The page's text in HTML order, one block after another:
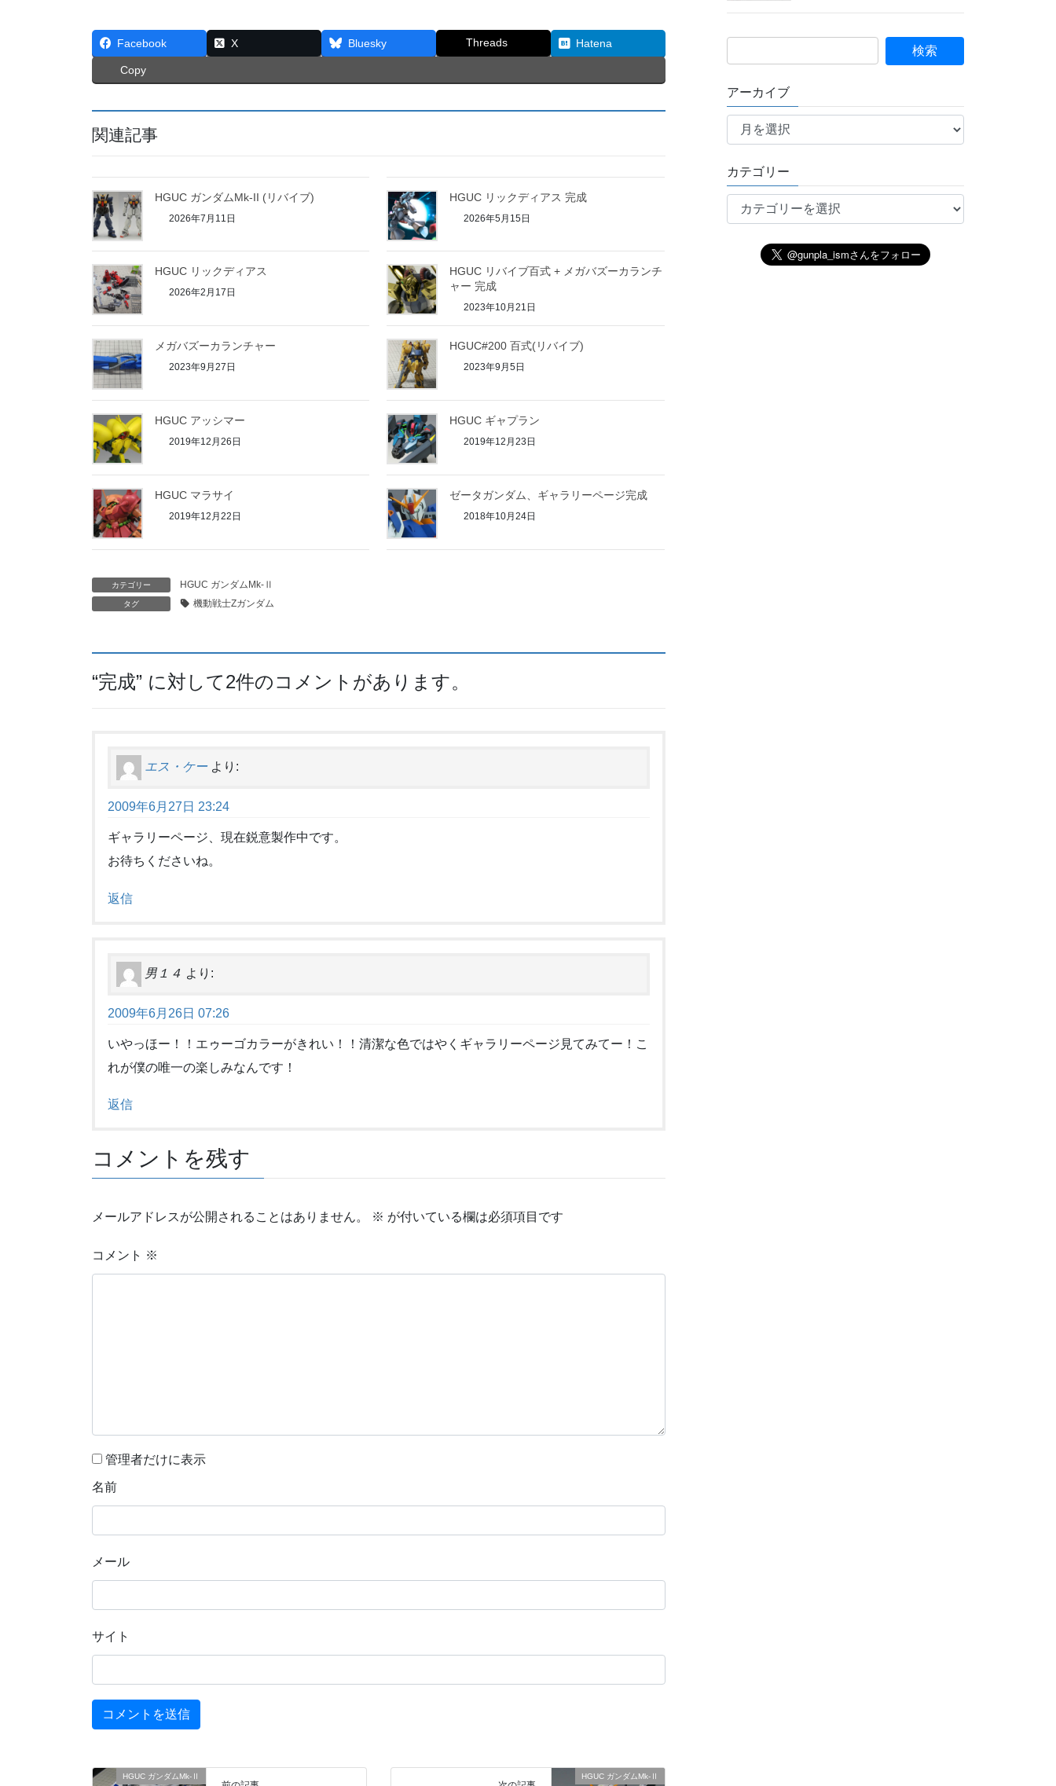
Facebook X Bluesky Threads Hatena
Copy
関連記事
HGUC ガンダムMk-II (リバイブ)
2026年7月11日
HGUC リックディアス 完成
2026年5月15日
HGUC リックディアス
2026年2月17日
HGUC リバイブ百式 + メガバズーカランチ
ャー 完成
2023年10月21日
メガバズーカランチャー
2023年9月27日
HGUC#200 百式(リバイブ)
2023年9月5日
HGUC アッシマー
2019年12月26日
HGUC ギャプラン
2019年12月23日
HGUC マラサイ
2019年12月22日
ゼータガンダム、ギャラリーページ完成
2018年10月24日
カテゴリー HGUC ガンダムMk-Ⅱ
タグ 機動戦士Zガンダム
“完成” に対して2件のコメントがあります。
エス・ケー より:
2009年6月27日 23:24
ギャラリーページ、現在鋭意製作中です。
お待ちくださいね。
返信
男１４ より:
2009年6月26日 07:26
いやっほー！！エゥーゴカラーがきれい！！清潔な色ではやくギャラリーページ見てみてー！こ
れが僕の唯一の楽しみなんです！
返信
コメントを残す
メールアドレスが公開されることはありません。 ※ が付いている欄は必須項目です
コメント ※
管理者だけに表示
名前
メール
サイト
HGUC ガンダムMk-Ⅱ HGUC ガンダムMk-Ⅱ
アーカイブ
ア
イ
ブ
カテゴリー
テ